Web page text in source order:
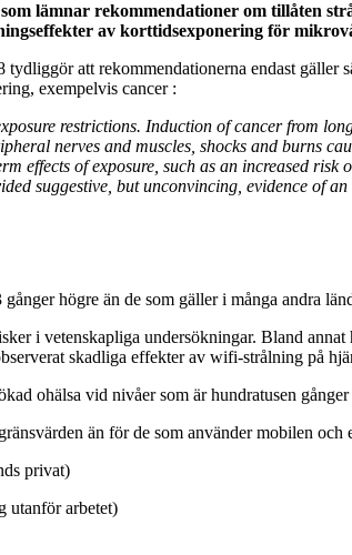
lämnar rekommendationer om tillåten
av korttidsexponering för
att rekommendationerna endast
exempelvis cancer :
restrictions. Induction of cancer from
nerves and muscles, shocks and burns
effects of exposure, such as an increased
suggestive, but unconvincing, evidence of
högre än de som gäller i många andra
i vetenskapliga undersökningar. Bland
skadliga effekter av wifi-strålning på
ohälsa vid nivåer som är hundratusen gånger
än för de som använder mobilen
privat)
utanför arbetet)